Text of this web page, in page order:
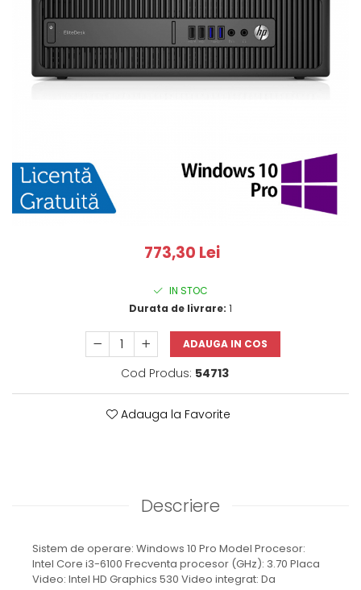
773,30 Lei
IN STOC
Durata de livrare: 1
ADAUGA IN COS
Cod Produs: 54713
Adauga la Favorite
Descriere
Sistem de operare: Windows 10 Pro Model Procesor:
Intel Core i3-6100 Frecventa procesor (GHz): 3.70 Placa
Video: Intel HD Graphics 530 Video integrat: Da